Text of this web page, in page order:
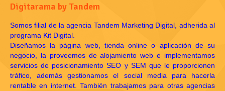
Digitarama by Tandem
Somos filial de la agencia Tandem Marketing Digital, adherida al
programa Kit Digital.
Diseñamos la página web, tienda online o aplicación de su
negocio, la proveemos de alojamiento web e implementamos
servicios de posicionamiento SEO y SEM que le proporcionen
tráfico, además gestionamos el social media para hacerla
rentable en internet. También trabajamos para otras agencias